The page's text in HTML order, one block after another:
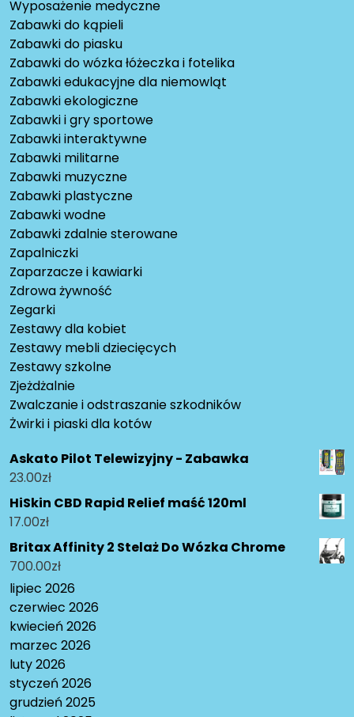
Wyposażenie medyczne
Zabawki do kąpieli
Zabawki do piasku
Zabawki do wózka łóżeczka i fotelika
Zabawki edukacyjne dla niemowląt
Zabawki ekologiczne
Zabawki i gry sportowe
Zabawki interaktywne
Zabawki militarne
Zabawki muzyczne
Zabawki plastyczne
Zabawki wodne
Zabawki zdalnie sterowane
Zapalniczki
Zaparzacze i kawiarki
Zdrowa żywność
Zegarki
Zestawy dla kobiet
Zestawy mebli dziecięcych
Zestawy szkolne
Zjeżdżalnie
Zwalczanie i odstraszanie szkodników
Żwirki i piaski dla kotów
Askato Pilot Telewizyjny - Zabawka
23.00zł
HiSkin CBD Rapid Relief maść 120ml
17.00zł
Britax Affinity 2 Stelaż Do Wózka Chrome
700.00zł
lipiec 2026
czerwiec 2026
kwiecień 2026
marzec 2026
luty 2026
styczeń 2026
grudzień 2025